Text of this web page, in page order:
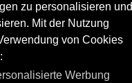
zu personalisieren und
Mit der Nutzung
von Cookies
Werbung